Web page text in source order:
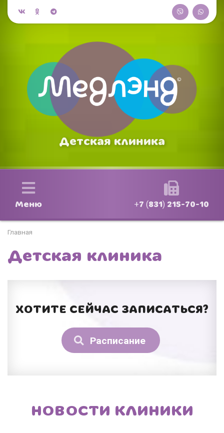
Детская клиника
Меню +7 (831) 215-70-10
Главная
Детская клиника
ХОТИТЕ СЕЙЧАС ЗАПИСАТЬСЯ?
Расписание
НОВОСТИ КЛИНИКИ